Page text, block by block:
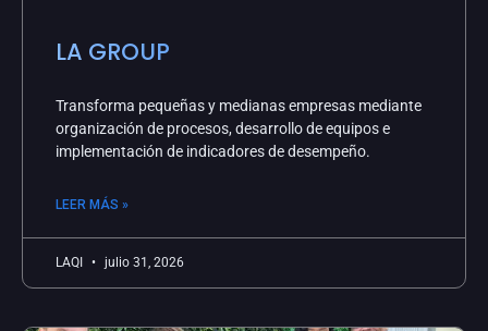
LA GROUP
Transforma pequeñas y medianas empresas mediante
organización de procesos, desarrollo de equipos e
implementación de indicadores de desempeño.
LEER MÁS »
LAQI julio 31, 2026